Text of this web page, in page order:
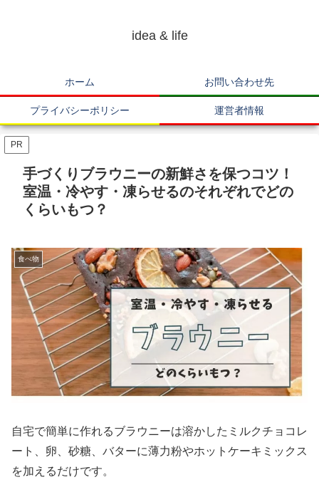
idea & life
ホーム お問い合わせ先
プライバシーポリシー 運営者情報
PR
手づくりブラウニーの新鮮さを保つコツ！
室温・冷やす・凍らせるのそれぞれでどの
くらいもつ？
食べ物
自宅で簡単に作れるブラウニーは溶かしたミルクチョコレ
ート、卵、砂糖、バターに薄力粉やホットケーキミックス
を加えるだけです。